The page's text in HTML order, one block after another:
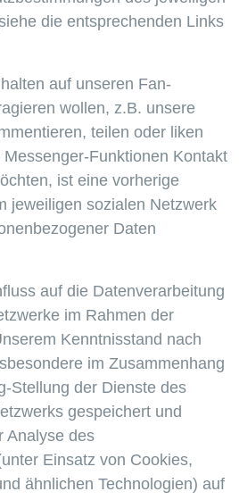
die entsprechenden Links
auf unseren Fan-
wollen, z.B. unsere
teilen oder liken
Funktionen Kontakt
ist eine vorherige
jeweiligen sozialen Netzwerk
Daten
auf die Datenverarbeitung
im Rahmen der
Kenntnisstand nach
im Zusammenhang
Stellung der Dienste des
gespeichert und
Analyse des
Einsatz von Cookies,
ähnlichen Technologien) auf